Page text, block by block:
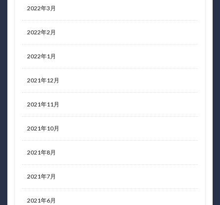
2022年3月
2022年2月
2022年1月
2021年12月
2021年11月
2021年10月
2021年8月
2021年7月
2021年6月